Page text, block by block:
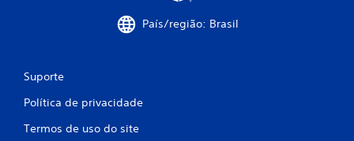
País/região: Brasil
Suporte
Política de privacidade
Termos de uso do site